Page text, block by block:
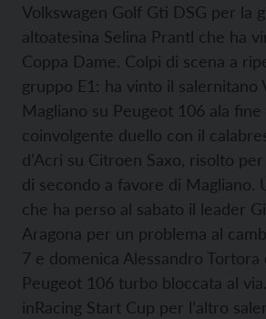
Volkswagen Golf Gti DSG per la
altoatesina Selina Prantl che ha
Coppa Dame. Colpi di scena a
gruppo E1: ha vinto il salernitano
Magliano su Peugeot 106 ala fine
coinvolgente duello con il
d’Acri su Citroen Saxo, risolto
di secondo a favore di Magliano.
che ha perso al sabato il leader
Aragona per un problema al
7 e domenica Alessandro Tortora
Peugeot 106 turbo bloccata al
inRacing Start Cup per l’altro